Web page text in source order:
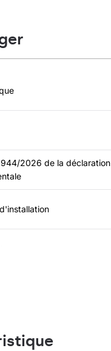
2026 de la déclaration